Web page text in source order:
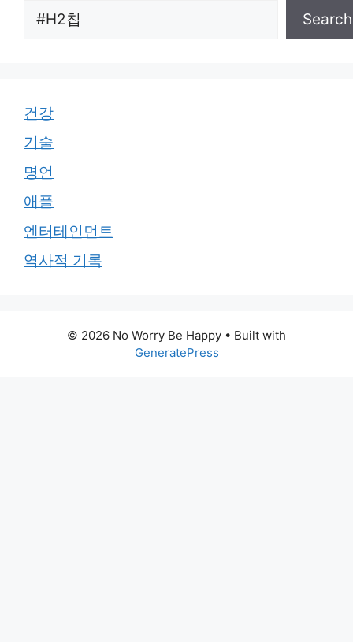
Search
건강
기술
명언
애플
엔터테인먼트
역사적 기록
© 2026 No Worry Be Happy • Built with
GeneratePress